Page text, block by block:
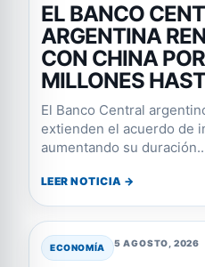
EL BANCO
ARGENTINA
CON CHINA
MILLONES
El Banco Central
extienden el acuerdo de
aumentando su
LEER NOTICIA →
ECONOMÍA 5 AGOSTO, 2026